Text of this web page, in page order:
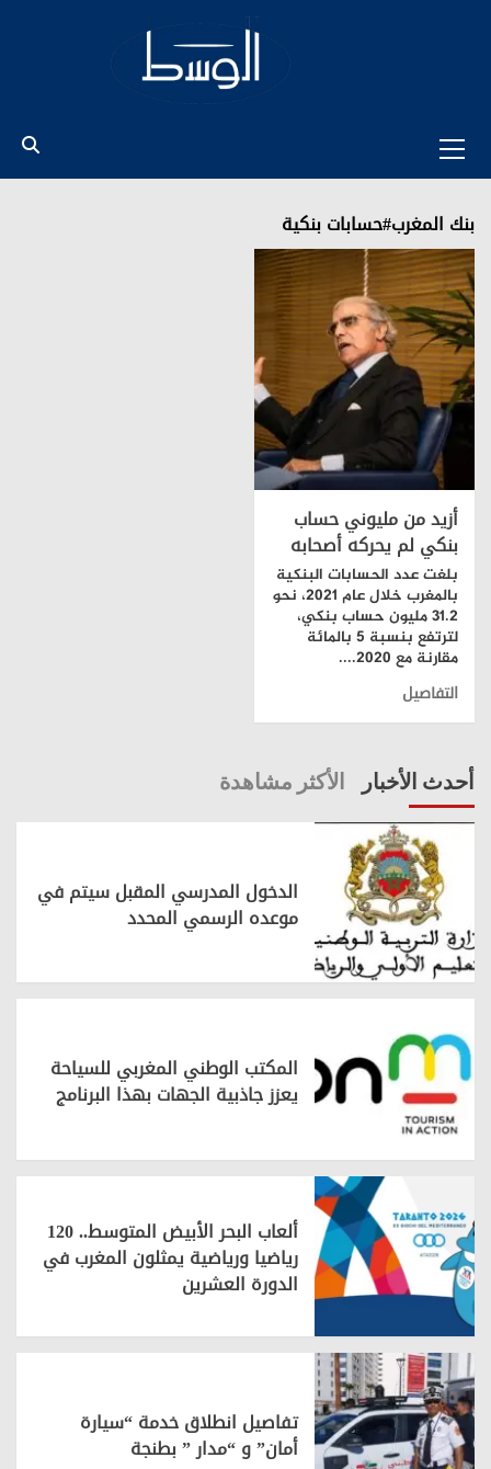
Menu
بنك المغرب#حسابات بنكية
أزيد من مليوني حساب
بنكي لم يحركه أصحابه
بلغت عدد الحسابات البنكية
بالمغرب خلال عام 2021، نحو
31.2 مليون حساب بنكي،
لترتفع بنسبة 5 بالمائة
مقارنة مع 2020....
التفاصيل
أحدث الأخبار الأكثر مشاهدة
الدخول المدرسي المقبل سیتم في
موعده الرسمي المحدد
المكتب الوطني المغربي للسياحة
يعزز جاذبية الجهات بهذا البرنامج
ألعاب البحر الأبيض المتوسط.. 120
رياضيا ورياضية يمثلون المغرب في
الدورة العشرين
تفاصيل انطلاق خدمة “سيارة
أمان” و “مدار ” بطنجة